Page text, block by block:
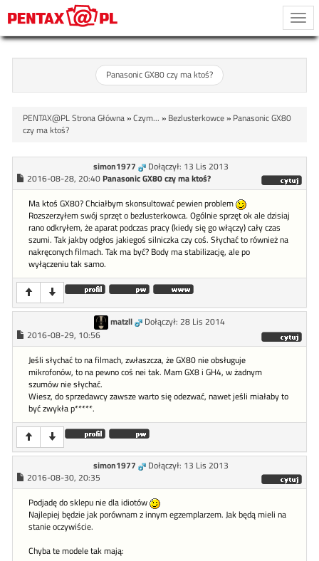
Panasonic GX80 czy ma ktoś?
PENTAX@PL Strona Główna»Czym... » Bezlusterkowce» Panasonic GX80
czy ma ktoś?
simon1977
Dołączył: 13 Lis 2013
2016-08-28, 20:40 Panasonic GX80 czy ma ktoś?
Ma ktoś GX80? Chciałbym skonsultować pewien problem
Rozszerzyłem swój sprzęt o bezlusterkowca. Ogólnie sprzęt ok ale dzisiaj
rano odkryłem, że aparat podczas pracy (kiedy się go włączy) cały czas
szumi. Tak jakby odgłos jakiegoś silniczka czy coś. Słychać to również na
nakręconych filmach. Tak ma być? Body ma stabilizację, ale po
wyłączeniu tak samo.
matzll
Dołączył: 28 Lis 2014
2016-08-29, 10:56
Jeśli słychać to na filmach, zwłaszcza, że GX80 nie obsługuje
mikrofonów, to na pewno coś nei tak. Mam GX8 i GH4, w żadnym
szumów nie słychać.
Wiesz, do sprzedawcy zawsze warto się odezwać, nawet jeśli miałaby to
być zwykła p*****.
simon1977
Dołączył: 13 Lis 2013
2016-08-30, 20:35
Podjadę do sklepu nie dla idiotów
Najlepiej będzie jak porównam z innym egzemplarzem. Jak będą mieli na
stanie oczywiście.
Chyba te modele tak mają: